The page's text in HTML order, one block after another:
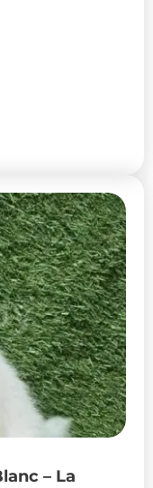
– La